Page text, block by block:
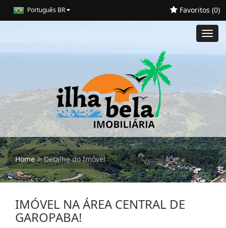
Português BR Favoritos (0)
Home Detalhe do Imóvel
IMÓVEL NA ÁREA CENTRAL DE
GAROPABA!